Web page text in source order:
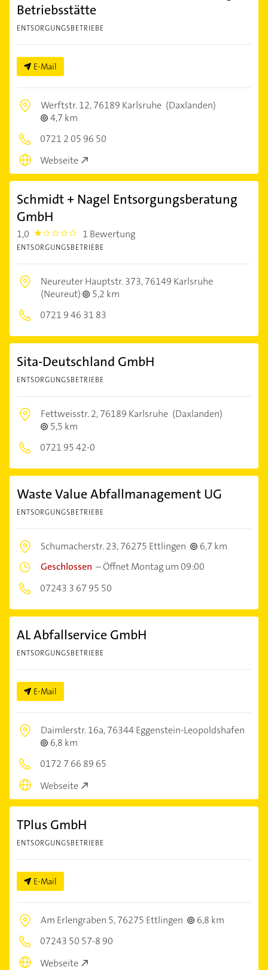
Betriebsstätte
ENTSORGUNGSBETRIEBE
E-Mail
Werftstr. 12,76189 Karlsruhe (Daxlanden)
4,7 km
0721 2 05 96 50
Webseite
Schmidt + Nagel Entsorgungsberatung
GmbH
1,0 1.0 1 Bewertung
ENTSORGUNGSBETRIEBE
Neureuter Hauptstr. 373,76149 Karlsruhe
(Neureut)
5,2 km
0721 9 46 31 83
Sita-Deutschland GmbH
ENTSORGUNGSBETRIEBE
Fettweisstr. 2,76189 Karlsruhe (Daxlanden)
5,5 km
0721 95 42-0
Waste Value Abfallmanagement UG
ENTSORGUNGSBETRIEBE
Schumacherstr. 23,76275 Ettlingen
6,7 km
Geschlossen –Öffnet Montag um 09:00
07243 3 67 95 50
AL Abfallservice GmbH
ENTSORGUNGSBETRIEBE
E-Mail
Daimlerstr. 16a,76344 Eggenstein-Leopoldshafen
6,8 km
0172 7 66 89 65
Webseite
TPlus GmbH
ENTSORGUNGSBETRIEBE
E-Mail
Am Erlengraben 5,76275 Ettlingen
6,8 km
07243 50 57-8 90
Webseite